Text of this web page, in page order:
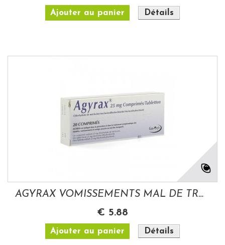
Ajouter au panier Détails
AGYRAX VOMISSEMENTS MAL DE TRANSPORT 25MG...
€ 5.88
Ajouter au panier Détails